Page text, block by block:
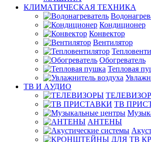
КЛИМАТИЧЕСКАЯ ТЕХНИКА
Кондиционер
Конвектор
Вентилятор
Обогреватель
Тепловая
ТВ И AУДИО
ТВ
АНТЕНЫ